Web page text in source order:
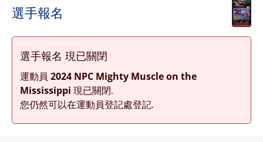
選手報名
選手報名 現已關閉
運動員 2024 NPC Mighty Muscle on the
Mississippi 現已關閉.
您仍然可以在運動員登記處登記.